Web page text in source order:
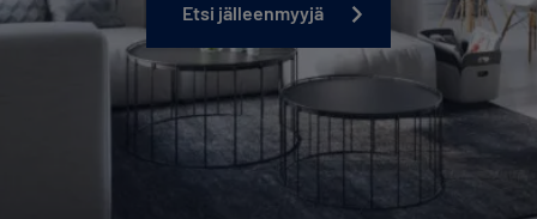
Etsi jälleenmyyjä